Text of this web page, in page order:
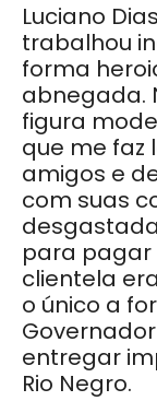
Luciano
trabalhou
forma
abnegada.
figura
que me faz
amigos e
com suas
para pagar
clientela
o único a
entregar
Rio Negro.